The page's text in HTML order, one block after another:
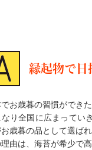
縁起物で日
でお歳暮の習慣ができ
なり全国に広まってい
歳暮の品として選ばれ
由は、海苔が希少で